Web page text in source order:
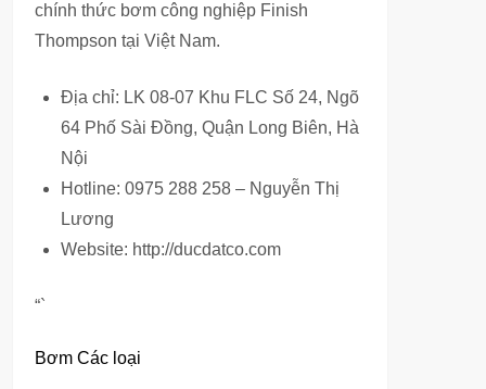
chính thức bơm công nghiệp Finish
Thompson tại Việt Nam.
Địa chỉ: LK 08-07 Khu FLC Số 24, Ngõ
64 Phố Sài Đồng, Quận Long Biên, Hà
Nội
Hotline: 0975 288 258 – Nguyễn Thị
Lương
Website: http://ducdatco.com
“`
Bơm Các loại